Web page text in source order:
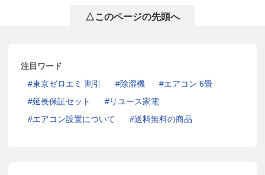
△このページの先頭へ
注目ワード
東京ゼロエミ 割引
除湿機
エアコン 6畳
延長保証セット
リユース家電
エアコン設置について
送料無料の商品